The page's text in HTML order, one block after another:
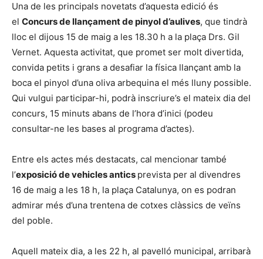
Una de les principals novetats d’aquesta edició és
el Concurs de llançament de pinyol d’aulives, que tindrà
lloc el dijous 15 de maig a les 18.30 h a la plaça Drs. Gil
Vernet. Aquesta activitat, que promet ser molt divertida,
convida petits i grans a desafiar la física llançant amb la
boca el pinyol d’una oliva arbequina el més lluny possible.
Qui vulgui participar-hi, podrà inscriure’s el mateix dia del
concurs, 15 minuts abans de l’hora d’inici (podeu
consultar-ne les bases al programa d’actes).
Entre els actes més destacats, cal mencionar també
l’exposició de vehicles antics prevista per al divendres
16 de maig a les 18 h, la plaça Catalunya, on es podran
admirar més d’una trentena de cotxes clàssics de veïns
del poble.
Aquell mateix dia, a les 22 h, al pavelló municipal, arribarà